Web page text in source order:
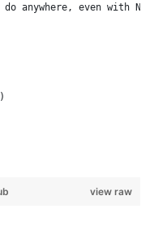
anywhere, even with
view raw